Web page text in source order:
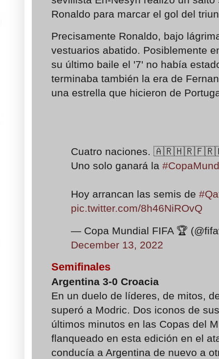
Ronaldo para marcar el gol del
Precisamente Ronaldo, bajo
vestuarios abatido. Posiblemente
su último baile el '7' no había
terminaba también la era de
una estrella que hicieron de
Cuatro naciones.
Uno solo ganará la
Hoy arrancan las semis de
pic.twitter.com/8h46NiROvQ
— Copa Mundial FIFA 🏆
December 13, 2022
Semifinales
Argentina 3-0 Croacia
En un duelo de líderes, de mitos,
superó a Modric. Dos iconos de
últimos minutos en las Copas del
flanqueado en esta edición en el
conducía a Argentina de nuevo a